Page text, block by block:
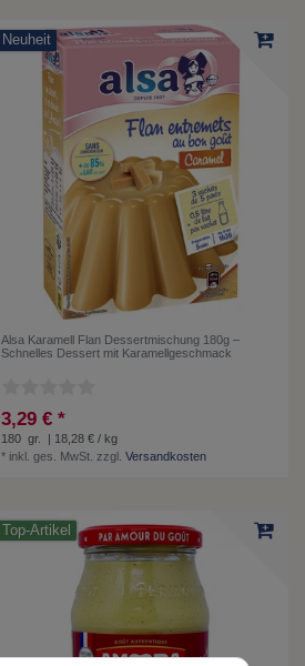
Neuheit
Alsa Karamell Flan Dessertmischung 180g –
Schnelles Dessert mit Karamellgeschmack
3,29 € *
180 gr.
| 18,28 € / kg
* inkl. ges. MwSt. zzgl.Versandkosten
Top-Artikel